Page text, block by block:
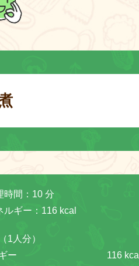
時間： 10 分
ルギー： 116 kcal
1人分）
ー
116 kcal